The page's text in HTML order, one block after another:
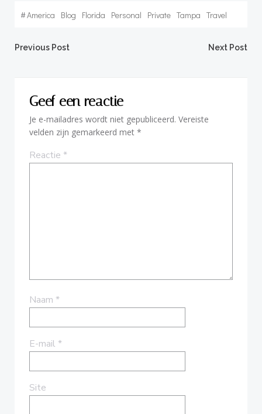
#America Blog Florida Personal Private Tampa Travel
Bericht
navigatie
Previous Post
BerichtNext Post
Geef een reactie
Je e-mailadres wordt niet gepubliceerd. Vereiste
velden zijn gemarkeerd met *
Reactie *
Naam *
E-mail *
Site